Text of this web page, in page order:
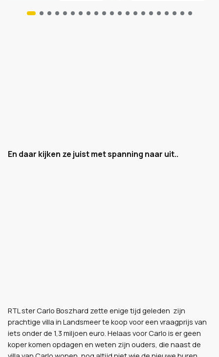
En daar kijken ze juist met spanning naar uit..
RTL ster Carlo Boszhard zette enige tijd geleden zijn
prachtige villa in Landsmeer te koop voor een vraagprijs van
iets onder de 1,3 miljoen euro. Helaas voor Carlo is er geen
koper komen opdagen en weten zijn ouders, die naast de